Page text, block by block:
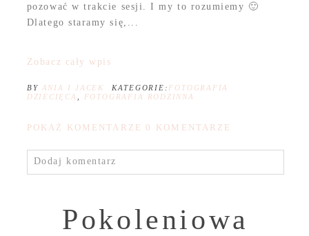
pozować w trakcie sesji. I my to rozumiemy 🙂
Dlatego staramy się,...
Zobacz cały wpis
BY ANIA I JACEK KATEGORIE: FOTOGRAFIA
DZIECIĘCA
FOTOGRAFIA RODZINNA
POKAŻ KOMENTARZE 0 KOMENTARZE
Dodaj komentarz
Pokoleniowa